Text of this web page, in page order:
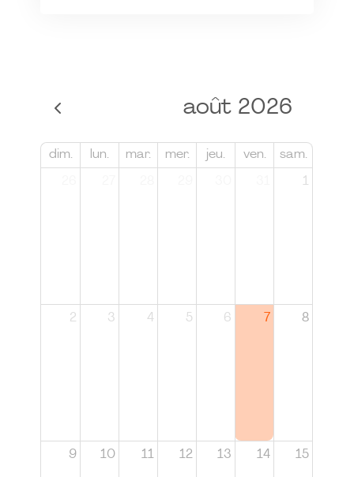
août 2026
dim. lun. mar. mer. jeu. ven. sam.
1
2 3 4 5 6 7 8
9 10 11 12 13 14 15